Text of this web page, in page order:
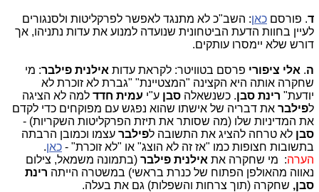
ד. פורסם כאן: השב"כ לא מתנגד לאפשר לפרקליטות ולסנגורים
לעיין בחוות הדעת הביטחונית שנועדה למנוע את עדות נתניהו, אך
דורש שלא יימסרו עותקים.
ה. אלי ציפורי פרסם בטוויטר: לקראת עדות אילנית פילבר: מי
שחקרה אותה היא הקצינה "המצטיינת" "גברת לא זוכרת לא
יודעת" רינת סבן. כשנשאלה סבן ע"י עמית חדד למה לא הציגה
לפילבר את דבריה של אישתו שהוא נפגש עם מפוקחים כדי לקדם
את המדיניות שלו (מה שסותר את תיזת הפרקליטות השקריות) -
סבן לא טרחה להציג את התשובה לפילבר עצמו וכמובן הרבתה
בתשובות חצופות כמו "אז זה לא הוצג" או "לא זוכרת" - כאן.
הערה: מי שחקרה את אילנית פילבר (בתמונה משמאל, צילום
נאווה מהאולפן הפתוח של כנרת בראשי) במשטרה הייתה רינת
סבן, שחקרה (תוך צרחות והשפלות) גם את בעלה.